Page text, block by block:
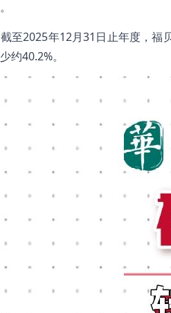
至2025年12月31日止年度，福
约40.2%。